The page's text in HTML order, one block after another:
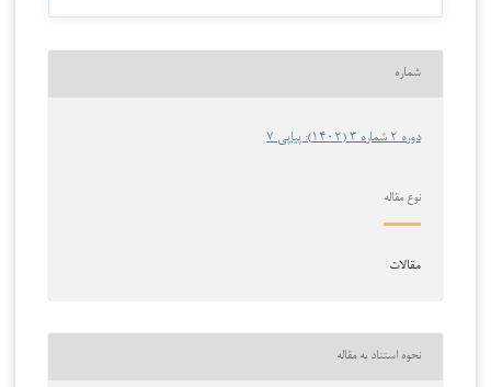
شماره
دوره 2 شماره 3 (1402): پیاپی 7
نوع مقاله
مقالات
نحوه استناد به مقاله